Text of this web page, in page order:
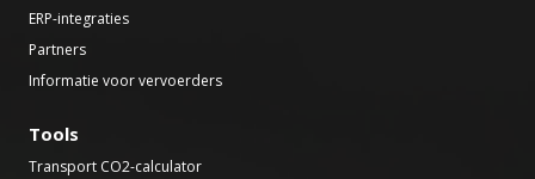
ERP-integraties
Partners
Informatie voor vervoerders
Tools
Transport CO2-calculator